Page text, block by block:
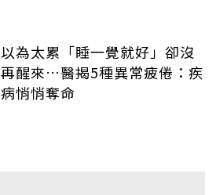
以為太累「睡一覺就好」卻沒
再醒來…醫揭5種異常疲倦：疾
病悄悄奪命